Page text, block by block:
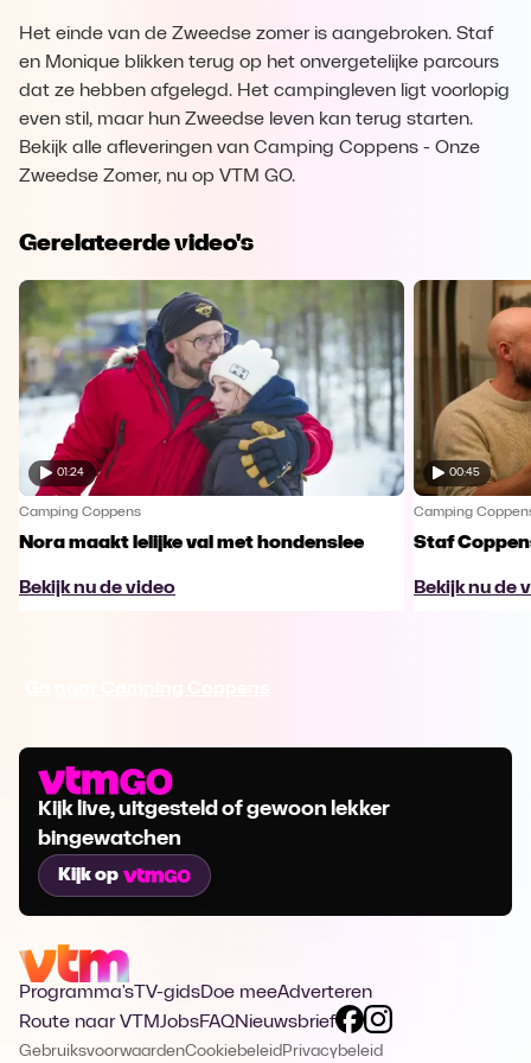
Het einde van de Zweedse zomer is aangebroken. Staf
en Monique blikken terug op het onvergetelijke parcours
dat ze hebben afgelegd. Het campingleven ligt voorlopig
even stil, maar hun Zweedse leven kan terug starten.
Bekijk alle afleveringen van Camping Coppens - Onze
Zweedse Zomer, nu op VTM GO.
Gerelateerde video's
01:24
Camping Coppens
Nora maakt lelijke val met hondenslee
Bekijk nu de video
00:45
Camping
Staf
Bekijk nu de
Kijk live, uitgesteld of gewoon lekker
bingewatchen
Kijk op
Programma's TV-gidsDoe meeAdverteren
Route naar VTMJobsFAQNieuwsbrief
GebruiksvoorwaardenCookiebeleid Privacybeleid